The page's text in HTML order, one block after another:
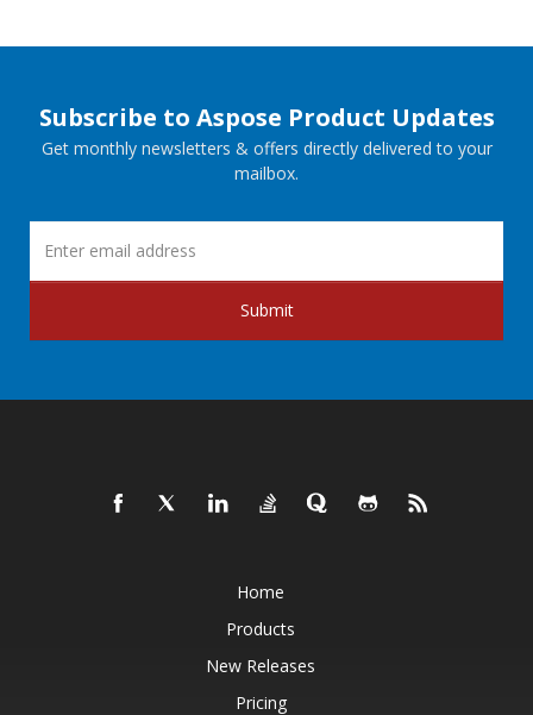
Subscribe to Aspose Product Updates
Get monthly newsletters & offers directly delivered to your
mailbox.
Submit
Home
Products
New Releases
Pricing